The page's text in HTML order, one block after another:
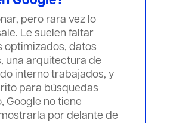
pero rara vez lo
Le suelen faltar
optimizados, datos
una arquitectura de
interno trabajados, y
para búsquedas
Google no tiene
por delante de